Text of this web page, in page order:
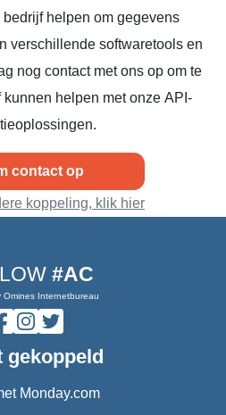
helpen om gegevens
verschillende softwaretools en
nog contact met ons op om te
helpen met onze API-
contact op
koppeling, klik hier
#AC
Omines Internetbureau
gekoppeld
Monday.com